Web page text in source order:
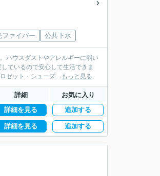
ファイバー 公共下水
ハウスダストやアレルギーに弱い
ているので安心して生活できま
ゼット・シューズ... もっと見る
詳細 お気に入り
詳細を見る 追加する
詳細を見る 追加する